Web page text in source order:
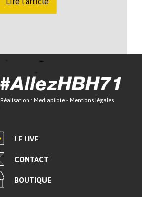
Réalisation : Mediapilote - Mentions légales
LE LIVE
CONTACT
BOUTIQUE